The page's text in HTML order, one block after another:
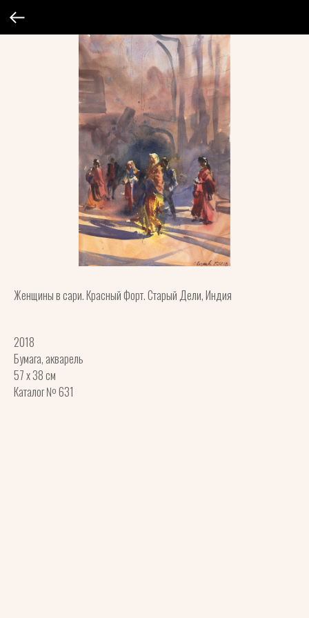
Женщины в сари. Красный Форт. Старый Дели, Индия
2018
Бумага, акварель
57 х 38 см
Каталог № 631